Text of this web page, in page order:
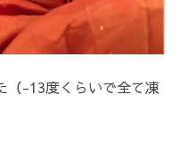
（-13度くらいで全て凍